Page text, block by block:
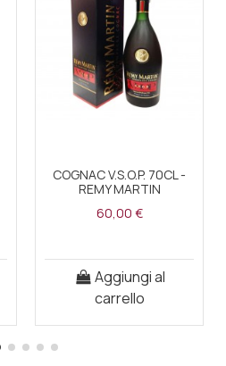
COGNAC V.S.O.P. 70CL -
REMY MARTIN
60,00 €
Aggiungi al
carrello